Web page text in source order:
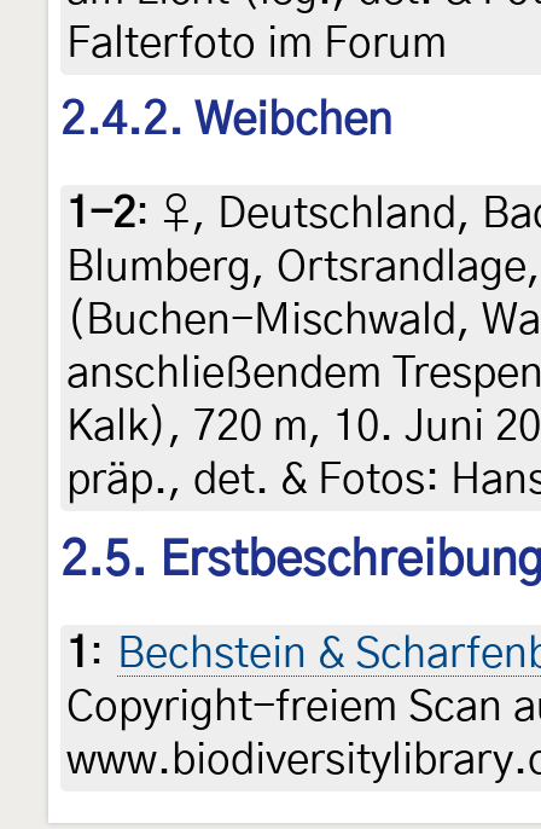
Falterfoto im Forum
2.4.2. Weibchen
1-2: ♀, Deutschland,
Blumberg,
(Buchen-Mischwald,
anschließendem
Kalk), 720 m, 10. Juni
präp., det. & Fotos:
2.5.
1 : Bechstein &
Copyright-freiem Scan